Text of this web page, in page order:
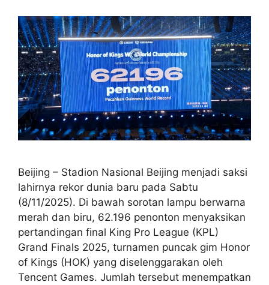
Beijing – Stadion Nasional Beijing menjadi saksi
lahirnya rekor dunia baru pada Sabtu
(8/11/2025). Di bawah sorotan lampu berwarna
merah dan biru, 62.196 penonton menyaksikan
pertandingan final King Pro League (KPL)
Grand Finals 2025, turnamen puncak gim Honor
of Kings (HOK) yang diselenggarakan oleh
Tencent Games. Jumlah tersebut menempatkan